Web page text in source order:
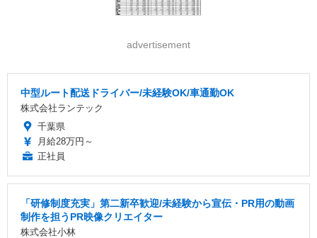
advertisement
中型ルート配送ドライバー/未経験OK/車通勤OK
株式会社ランテック
千葉県
月給28万円～
正社員
「研修制度充実」第二新卒歓迎/未経験から宣伝・PR用の動画
制作を担うPR映像クリエイター
株式会社小林